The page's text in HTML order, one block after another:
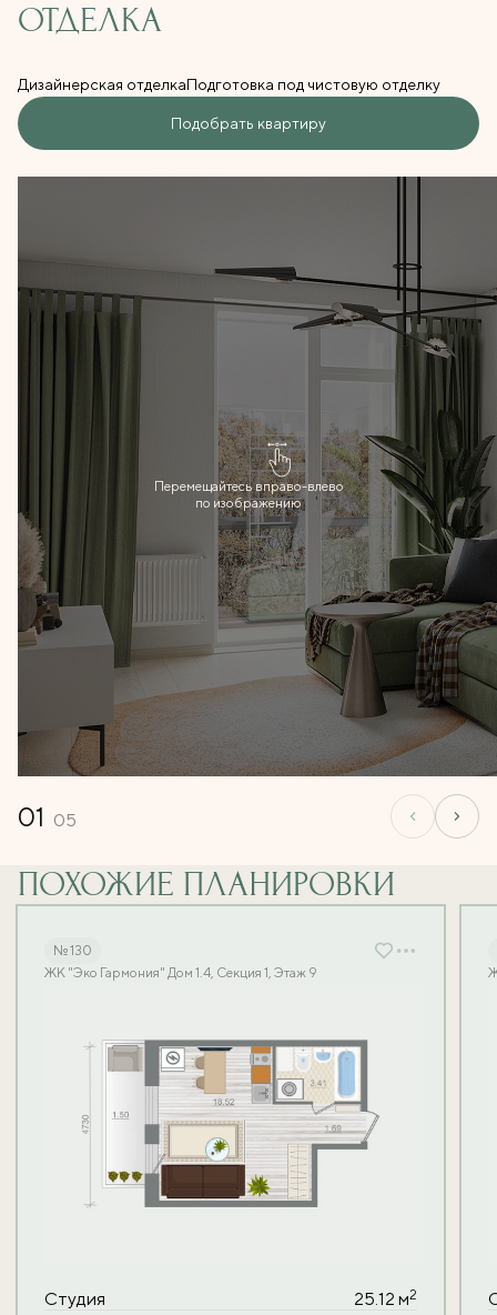
ОТДЕЛКА
Дизайнерская отделкаПодготовка под чистовую отделку
Подобрать квартиру
Перемещайтесь вправо-влево
по изображению
01 05
ПОХОЖИЕ ПЛАНИРОВКИ
№ 130
ЖК "Эко Гармония" Дом 1.4, Секция 1, Этаж 9
Студия 25.12 м2